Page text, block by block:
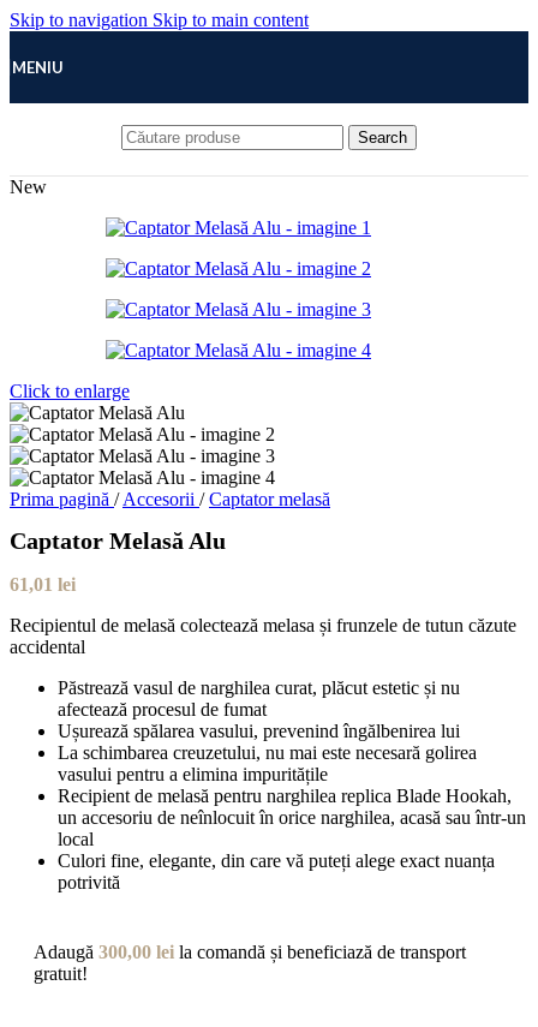
Skip to navigation Skip to main content
MENIU
Search
New
Click to enlarge
Prima pagină / Accesorii / Captator melasă
Captator Melasă Alu
61,01 lei
Recipientul de melasă colectează melasa și frunzele de tutun căzute
accidental
Păstrează vasul de narghilea curat, plăcut estetic și nu
afectează procesul de fumat
Ușurează spălarea vasului, prevenind îngălbenirea lui
La schimbarea creuzetului, nu mai este necesară golirea
vasului pentru a elimina impuritățile
Recipient de melasă pentru narghilea replica Blade Hookah,
un accesoriu de neînlocuit în orice narghilea, acasă sau într-un
local
Culori fine, elegante, din care vă puteți alege exact nuanța
potrivită
Adaugă 300,00 lei la comandă și beneficiază de transport
gratuit!